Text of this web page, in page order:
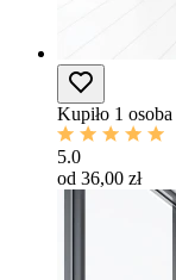
Kupiło 1 osoba
5.0
od 36,00 zł